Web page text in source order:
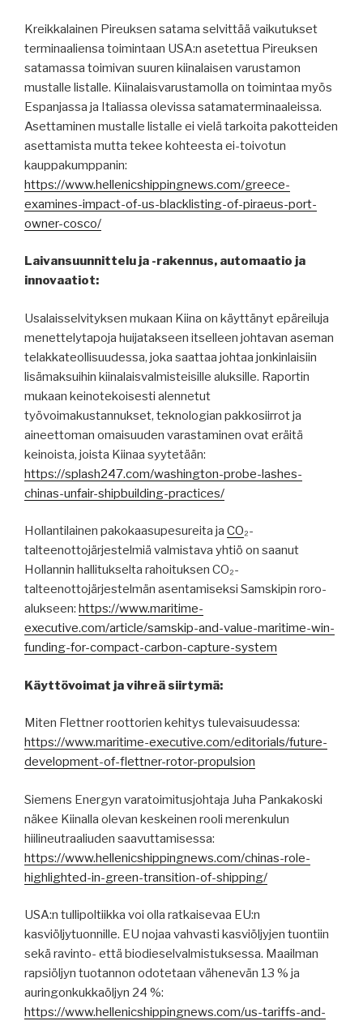
Kreikkalainen Pireuksen satama selvittää vaikutukset
terminaaliensa toimintaan USA:n asetettua Pireuksen
satamassa toimivan suuren kiinalaisen varustamon
mustalle listalle. Kiinalaisvarustamolla on toimintaa myös
Espanjassa ja Italiassa olevissa satamaterminaaleissa.
Asettaminen mustalle listalle ei vielä tarkoita pakotteiden
asettamista mutta tekee kohteesta ei-toivotun
kauppakumppanin:
https://www.hellenicshippingnews.com/greece-
examines-impact-of-us-blacklisting-of-piraeus-port-
owner-cosco/
Laivansuunnittelu ja -rakennus, automaatio ja
innovaatiot:
Usalaisselvityksen mukaan Kiina on käyttänyt epäreiluja
menettelytapoja huijatakseen itselleen johtavan aseman
telakkateollisuudessa, joka saattaa johtaa jonkinlaisiin
lisämaksuihin kiinalaisvalmisteisille aluksille. Raportin
mukaan keinotekoisesti alennetut
työvoimakustannukset, teknologian pakkosiirrot ja
aineettoman omaisuuden varastaminen ovat eräitä
keinoista, joista Kiinaa syytetään:
https://splash247.com/washington-probe-lashes-
chinas-unfair-shipbuilding-practices/
Hollantilainen pakokaasupesureita ja CO₂-
talteenottojärjestelmiä valmistava yhtiö on saanut
Hollannin hallitukselta rahoituksen CO₂-
talteenottojärjestelmän asentamiseksi Samskipin roro-
alukseen: https://www.maritime-
executive.com/article/samskip-and-value-maritime-win-
funding-for-compact-carbon-capture-system
Käyttövoimat ja vihreä siirtymä:
Miten Flettner roottorien kehitys tulevaisuudessa:
https://www.maritime-executive.com/editorials/future-
development-of-flettner-rotor-propulsion
Siemens Energyn varatoimitusjohtaja Juha Pankakoski
näkee Kiinalla olevan keskeinen rooli merenkulun
hiilineutraaliuden saavuttamisessa:
https://www.hellenicshippingnews.com/chinas-role-
highlighted-in-green-transition-of-shipping/
USA:n tullipoltiikka voi olla ratkaisevaa EU:n
kasviöljytuonnille. EU nojaa vahvasti kasviöljyjen tuontiin
sekä ravinto- että biodieselvalmistuksessa. Maailman
rapsiöljyn tuotannon odotetaan vähenevän 13 % ja
auringonkukkaöljyn 24 %:
https://www.hellenicshippingnews.com/us-tariffs-and-